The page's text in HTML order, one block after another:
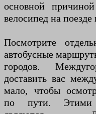
основной
велосипед на поезде
Посмотрите
автобусные
городов.
доставить вас
мало, чтобы
по пути. Этими